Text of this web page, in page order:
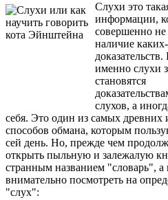
Слухи это
информации,
совершенно не
наличие
доказательств.
именно слухи
становятся
слухов, а
себя. Это один из самых древних
способов обмана, которым
сей день. Но, прежде чем
открыть пыльную и залежалую
странным названием "словарь", а
внимательно посмотреть на
"слух":